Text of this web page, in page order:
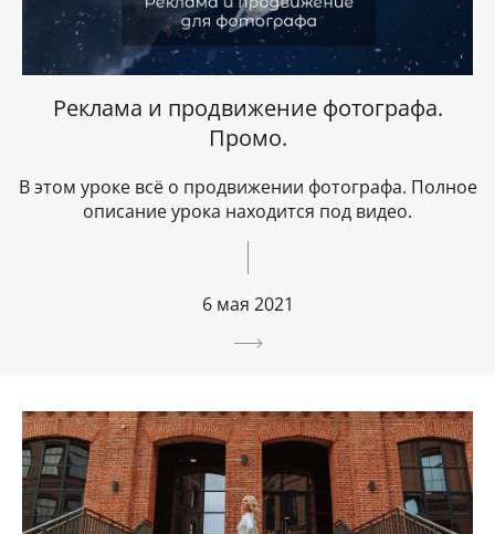
Реклама и продвижение фотографа.
Промо.
В этом уроке всё о продвижении фотографа. Полное
описание урока находится под видео.
6 мая 2021